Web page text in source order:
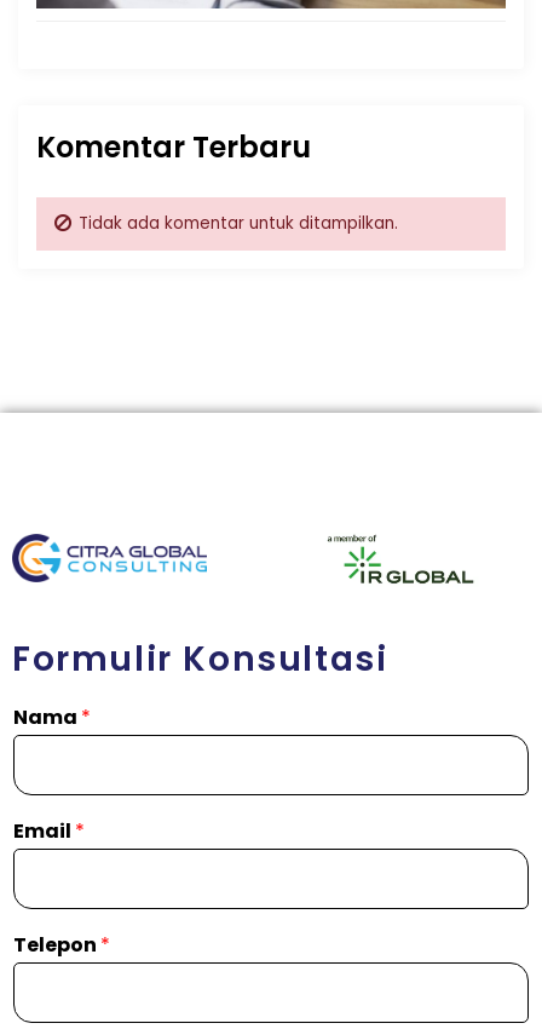
Komentar Terbaru
Tidak ada komentar untuk ditampilkan.
Formulir Konsultasi
Nama *
Email *
Telepon *